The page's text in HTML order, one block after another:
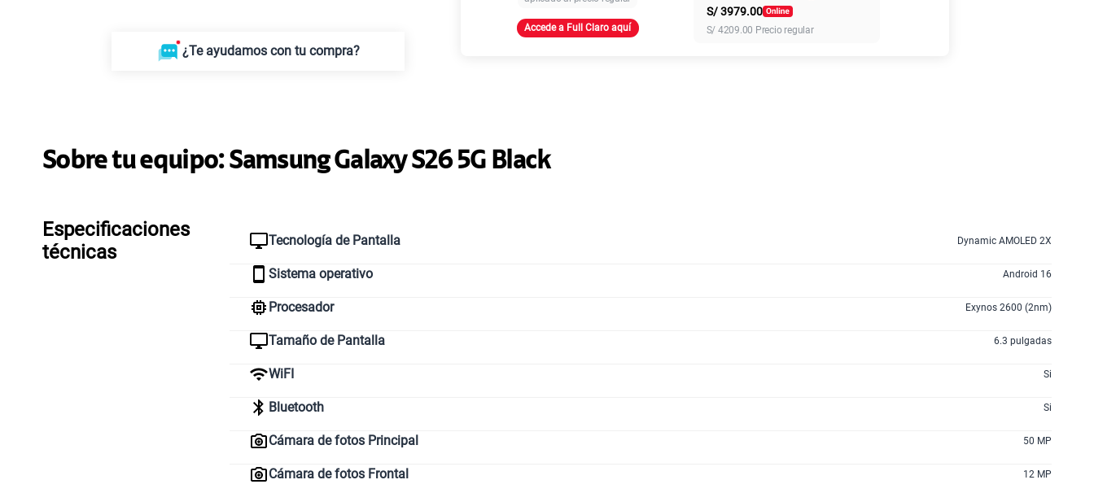
¿Te ayudamos con tu compra?
45GB
Accede a Full Claro aquí
S/3979.00
S/ 4209.00 Precio regular
Sobre tu equipo:SamsungGalaxy S26 5G Black
Especificaciones
técnicas
Tecnología de Pantalla Dynamic AMOLED 2X
Sistema operativo Android 16
Procesador Exynos 2600 (2nm)
Tamaño de Pantalla 6.3 pulgadas
WiFI Si
Bluetooth Si
Cámara de fotos Principal 50 MP
Cámara de fotos Frontal 12 MP